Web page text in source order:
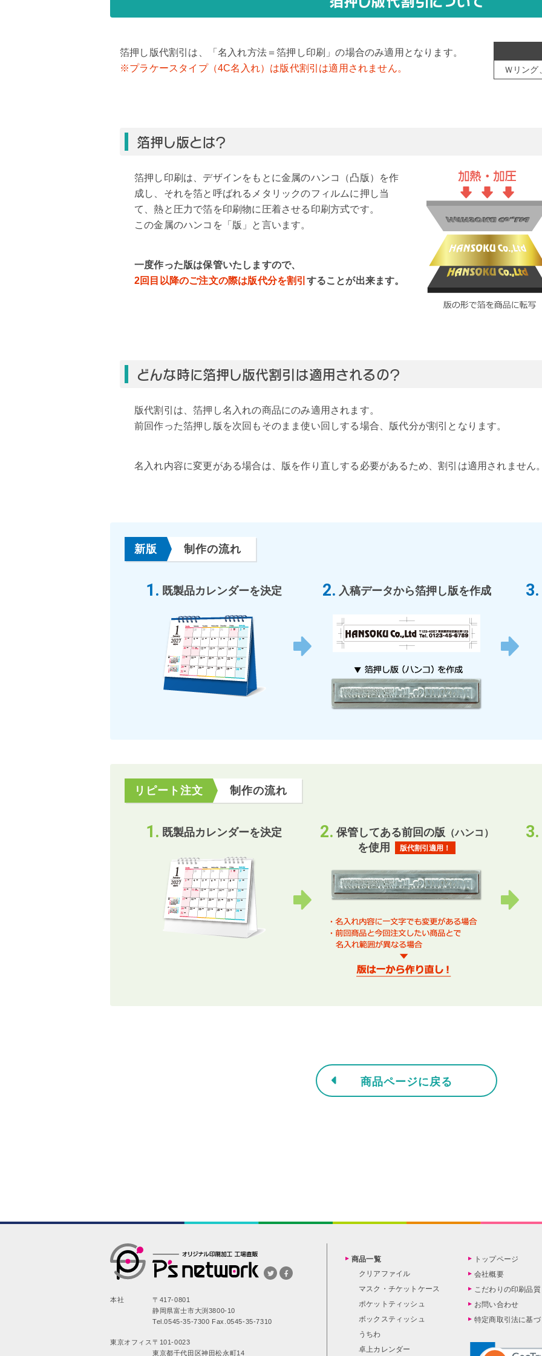
箔押し版代割引は、「名入れ方法＝箔押し印刷」の場合のみ適用となります。
※プラケースタイプ（4C名入れ）は版代割引は適用されません。
Ｗリング
箔押し版とは？
箔押し印刷は、デザインをもとに金属のハンコ（凸版）を作
成し、それを箔と呼ばれるメタリックのフィルムに押し当
て、熱と圧力で箔を印刷物に圧着させる印刷方式です。
この金属のハンコを「版」と言います。
一度作った版は保管いたしますので、
2回目以降のご注文の際は版代分を割引 することが出来ます。
どんな時に箔押し版代割引は適用されるの？
版代割引は、箔押し名入れの商品にのみ適用されます。
前回作った箔押し版を次回もそのまま使い回しする場合、版代分が割引となります。
名入れ内容に変更がある場合は、版を作り直しする必要があるため、割引は適用されません
新版 制作の流れ
既製品カレンダーを決定 入稿データから箔押し版を作成
リピート注文 制作の流れ
既製品カレンダーを決定 保管してある前回の版 （ハンコ）
を使用 版代割引適用！
商品ページに戻る
本社
〒417-0801
静岡県富士市大渕3800-10
Tel.0545-35-7300 Fax.0545-35-7310
東京オフィス 〒101-0023
東京都千代田区神田松永町14
商品一覧
クリアファイル
マスク・チケットケース
ポケットティッシュ
ボックスティッシュ
うちわ
卓上カレンダー
トップページ
会社概要
こだわりの印刷品質
お問い合わせ
特定商取引法に基